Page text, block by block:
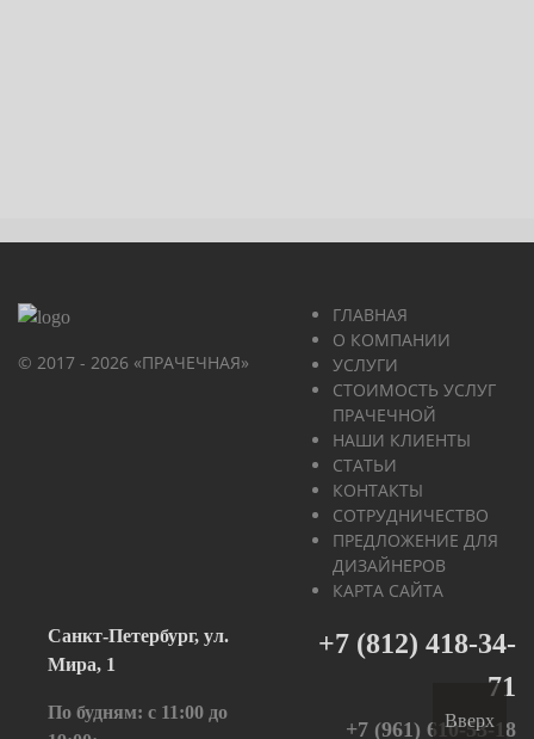
© 2017 - 2026 «ПРАЧЕЧНАЯ»
ГЛАВНАЯ
О КОМПАНИИ
УСЛУГИ
СТОИМОСТЬ УСЛУГ
ПРАЧЕЧНОЙ
НАШИ КЛИЕНТЫ
СТАТЬИ
КОНТАКТЫ
СОТРУДНИЧЕСТВО
ПРЕДЛОЖЕНИЕ ДЛЯ
ДИЗАЙНЕРОВ
КАРТА САЙТА
Санкт-Петербург, ул.
Мира, 1
По будням: с 11:00 до
+7 (812) 418-34-
71
+7 (961) 610-53-18
Вверх